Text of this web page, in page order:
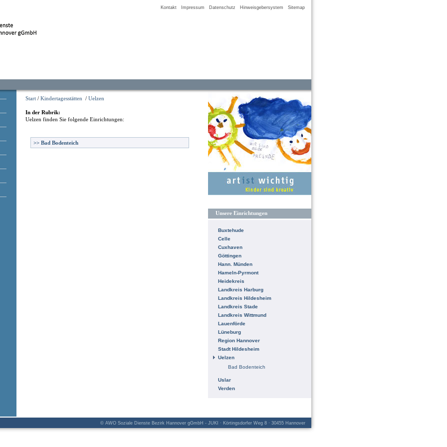
Kontakt Impressum Datenschutz Hinweisgebersystem Sitemap
Start / Kindertagesstätten / Uelzen
In der Rubrik:
Uelzen finden Sie folgende Einrichtungen:
>> Bad Bodenteich
Unsere Einrichtungen
Buxtehude
Celle
Cuxhaven
Göttingen
Hann. Münden
Hameln-Pyrmont
Heidekreis
Landkreis Harburg
Landkreis Hildesheim
Landkreis Stade
Landkreis Wittmund
Lauenförde
Lüneburg
Region Hannover
Stadt Hildesheim
Uelzen
Bad Bodenteich
Uslar
Verden
© AWO Soziale Dienste Bezirk Hannover gGmbH - JUKI · Körtingsdorfer Weg 8 · 30455 Hannover